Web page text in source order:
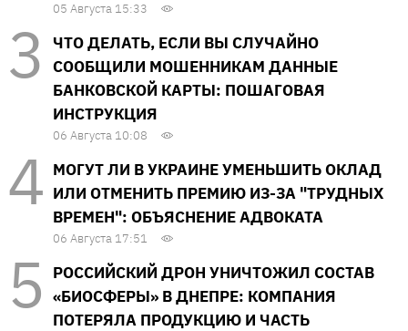
05 Августа 15:33
ЧТО ДЕЛАТЬ, ЕСЛИ ВЫ СЛУЧАЙНО
СООБЩИЛИ МОШЕННИКАМ ДАННЫЕ
БАНКОВСКОЙ КАРТЫ: ПОШАГОВАЯ
ИНСТРУКЦИЯ
06 Августа 10:08
МОГУТ ЛИ В УКРАИНЕ УМЕНЬШИТЬ ОКЛАД
ИЛИ ОТМЕНИТЬ ПРЕМИЮ ИЗ-ЗА "ТРУДНЫХ
ВРЕМЕН": ОБЪЯСНЕНИЕ АДВОКАТА
06 Августа 17:51
РОССИЙСКИЙ ДРОН УНИЧТОЖИЛ СОСТАВ
«БИОСФЕРЫ» В ДНЕПРЕ: КОМПАНИЯ
ПОТЕРЯЛА ПРОДУКЦИЮ И ЧАСТЬ